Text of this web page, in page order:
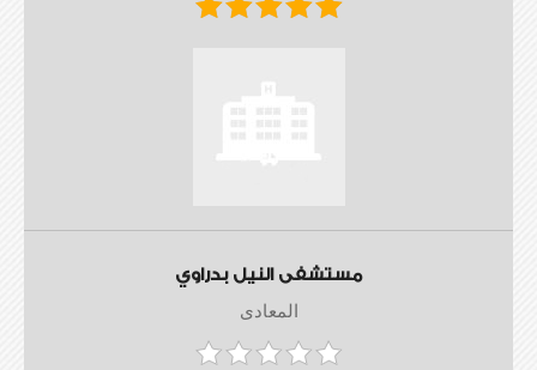
مستشفى النيل بدراوي
المعادى